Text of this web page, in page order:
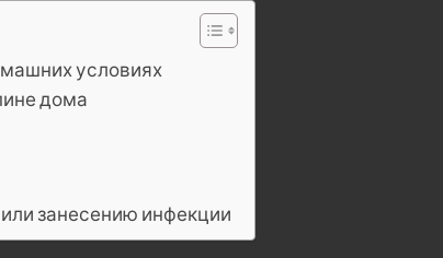
условиях
дома
занесению инфекции